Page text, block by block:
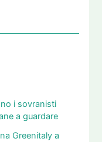
i sovranisti
a guardare
Greenitaly a